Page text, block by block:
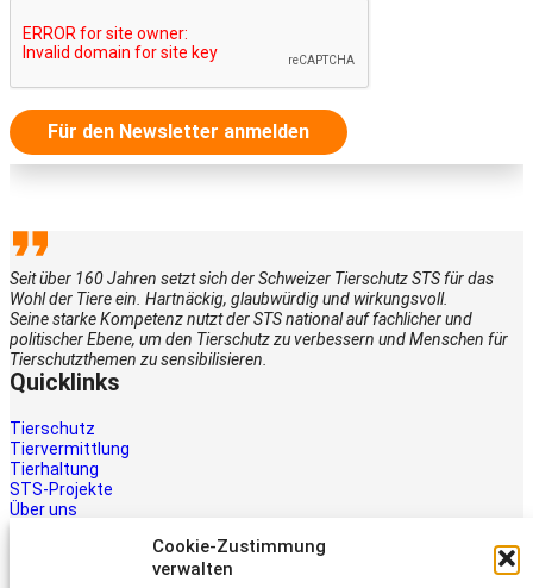
Cookie-Zustimmung
verwalten
Für den Newsletter anmelden
Seit über 160 Jahren setzt sich der Schweizer Tierschutz STS für das
Wohl der Tiere ein. Hartnäckig, glaubwürdig und wirkungsvoll.
Seine starke Kompetenz nutzt der STS national auf fachlicher und
politischer Ebene, um den Tierschutz zu verbessern und Menschen für
Tierschutzthemen zu sensibilisieren.
Quicklinks
Tierschutz
Tiervermittlung
Tierhaltung
STS-Projekte
Über uns